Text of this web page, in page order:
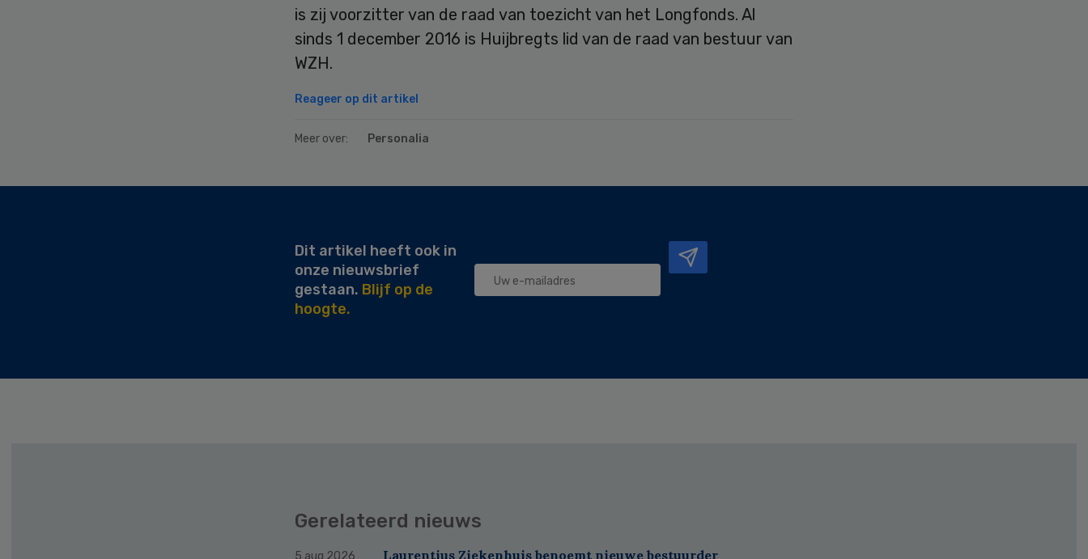
is zij voorzitter van de raad van toezicht van het Longfonds. Al
sinds 1 december 2016 is Huijbregts lid van de raad van bestuur van
WZH.
Reageer op dit artikel
Meer over: Personalia
Dit artikel heeft ook in
onze nieuwsbrief
gestaan. Blijf op de
hoogte.
Gerelateerd nieuws
5 aug 2026 Laurentius Ziekenhuis benoemt nieuwe bestuurder